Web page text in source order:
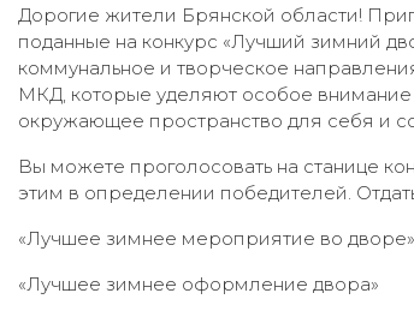
Дорогие жители Брянской области!
поданные на конкурс «Лучший зимний
коммунальное и творческое
МКД, которые уделяют особое
окружающее пространство для себя и
Вы можете проголосовать на станице
этим в определении победителей.
«Лучшее зимнее мероприятие во дворе»
«Лучшее зимнее оформление двора»